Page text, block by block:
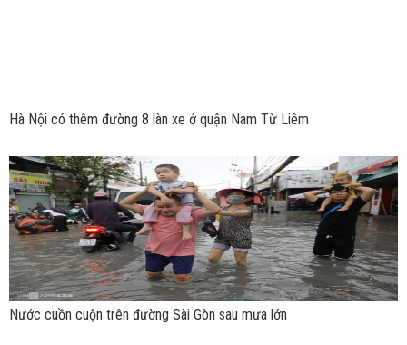
Hà Nội có thêm đường 8 làn xe ở quận Nam Từ Liêm
Nước cuồn cuộn trên đường Sài Gòn sau mưa lớn